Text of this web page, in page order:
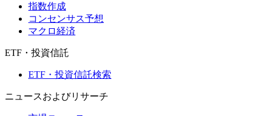
指数作成
コンセンサス予想
マクロ経済
ETF・投資信託
ETF・投資信託検索
ニュースおよびリサーチ